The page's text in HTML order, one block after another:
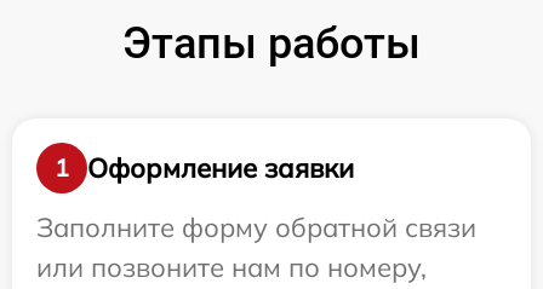
Этапы работы
1
Оформление заявки
Заполните форму обратной связи
или позвоните нам по номеру,